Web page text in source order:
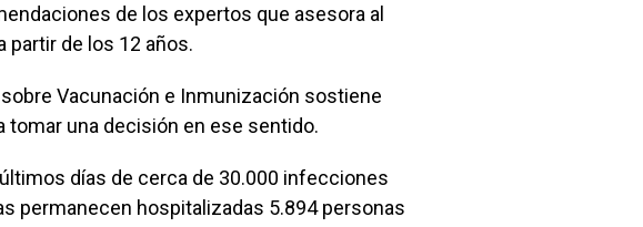
de los expertos que asesora al
partir de los 12 años.
Vacunación e Inmunización sostiene
una decisión en ese sentido.
días de cerca de 30.000 infecciones
permanecen hospitalizadas 5.894 personas